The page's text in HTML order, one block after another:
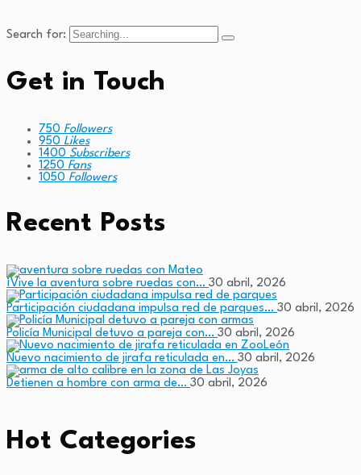
Search for:
Get in Touch
750 Followers
950 Likes
1400 Subscribers
1250 Fans
1050 Followers
Recent Posts
¡Vive la aventura sobre ruedas con… 30 abril, 2026
Participación ciudadana impulsa red de parques… 30 abril, 2026
Policía Municipal detuvo a pareja con… 30 abril, 2026
Nuevo nacimiento de jirafa reticulada en… 30 abril, 2026
Detienen a hombre con arma de… 30 abril, 2026
Hot Categories